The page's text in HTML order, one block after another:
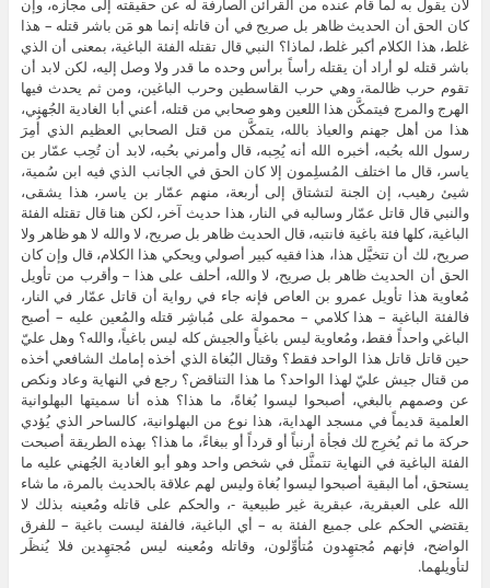
لأن يقول به لما قام عنده من القرائن الصارفة له عن حقيقته إلى مجازه، وإن
كان الحق أن الحديث ظاهر بل صريح في أن قاتله إنما هو مَن باشر قتله – هذا
غلط، هذا الكلام أكبر غلط، لماذا؟ النبي قال تقتله الفئة الباغية، بمعنى أن الذي
باشر قتله لو أراد أن يقتله رأساً برأس وحده ما قدر ولا وصل إليه، لكن لابد أن
تقوم حرب ظالمة، وهي حرب القاسطين وحرب الباغين، ومن ثم يحدث فيها
الهرج والمرج فيتمكَّن هذا اللعين وهو صحابي من قتله، أعني أبا الغادية الجُهني،
هذا من أهل جهنم والعياذ بالله، يتمكَّن من قتل الصحابي العظيم الذي أُمِرَ
رسول الله بحُبه، أخبره الله أنه يُحِبه، قال وأمرني بحُبه، لابد أن تُحِب عمّار بن
ياسر، قال ما اختلف المُسلِمون إلا كان الحق في الجانب الذي فيه ابن سُمية،
شيئ رهيب، إن الجنة لتشتاق إلى أربعة، منهم عمّار بن ياسر، هذا يشقى،
والنبي قال قاتل عمّار وسالبه في النار، هذا حديث آخر، لكن هنا قال تقتله الفئة
الباغية، كلها فئة باغية فانتبه، قال الحديث ظاهر بل صريح، لا والله لا هو ظاهر ولا
صريح، لك أن تتخيَّل هذا، هذا فقيه كبير أصولي ويحكي هذا الكلام، قال وإن كان
الحق أن الحديث ظاهر بل صريح، لا والله، أحلف على هذا – وأقرب من تأويل
مُعاوية هذا تأويل عمرو بن العاص فإنه جاء في رواية أن قاتل عمّار في النار،
فالفئة الباغية – هذا كلامي – محمولة على مُباشِر قتله والمُعين عليه – أصبح
الباغي واحداً فقط، ومُعاوية ليس باغياً والجيش كله ليس باغياً، والله؟ وهل عليّ
حين قاتل قاتل هذا الواحد فقط؟ وقتال البُغاة الذي أخذه إمامك الشافعي أخذه
من قتال جيش عليّ لهذا الواحد؟ ما هذا التناقض؟ رجع في النهاية وعاد ونكص
عن وصمهم بالبغي، أصبحوا ليسوا بُغاةً، ما هذا؟ هذه أنا سميتها البهلوانية
العلمية قديماً في مسجد الهداية، هذا نوع من البهلوانية، كالساحر الذي يُؤدي
حركة ما ثم يُخرِج لك فجأة أرنباً أو قرداً أو ببغاءً، ما هذا؟ بهذه الطريقة أصبحت
الفئة الباغية في النهاية تتمثَّل في شخص واحد وهو أبو الغادية الجُهني عليه ما
يستحق، أما البقية أصبحوا ليسوا بُغاة وليس لهم علاقة بالحديث بالمرة، ما شاء
الله على العبقرية، عبقرية غير طبيعية -، والحكم على قاتله ومُعينه بذلك لا
يقتضي الحكم على جميع الفئة به – أي الباغية، فالفئة ليست باغية – للفرق
الواضح، فإنهم مُجتهِدون مُتأوِّلون، وقاتله ومُعينه ليس مُجتهِدين فلا يُنظَر
لتأويلهما.